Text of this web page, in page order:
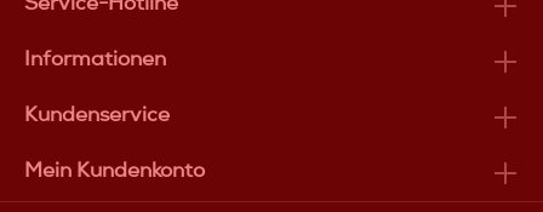
Informationen
Kundenservice
Mein Kundenkonto